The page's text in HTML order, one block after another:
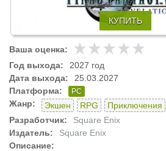
КУПИТЬ
Ваша оценка:
Год выхода:
2027 год
Дата выхода:
25.03.2027
Платформа:
PC
Жанр: Экшен RPG
Приключения
Разработчик:
Square Enix
Издатель:
Square Enix
Описание: